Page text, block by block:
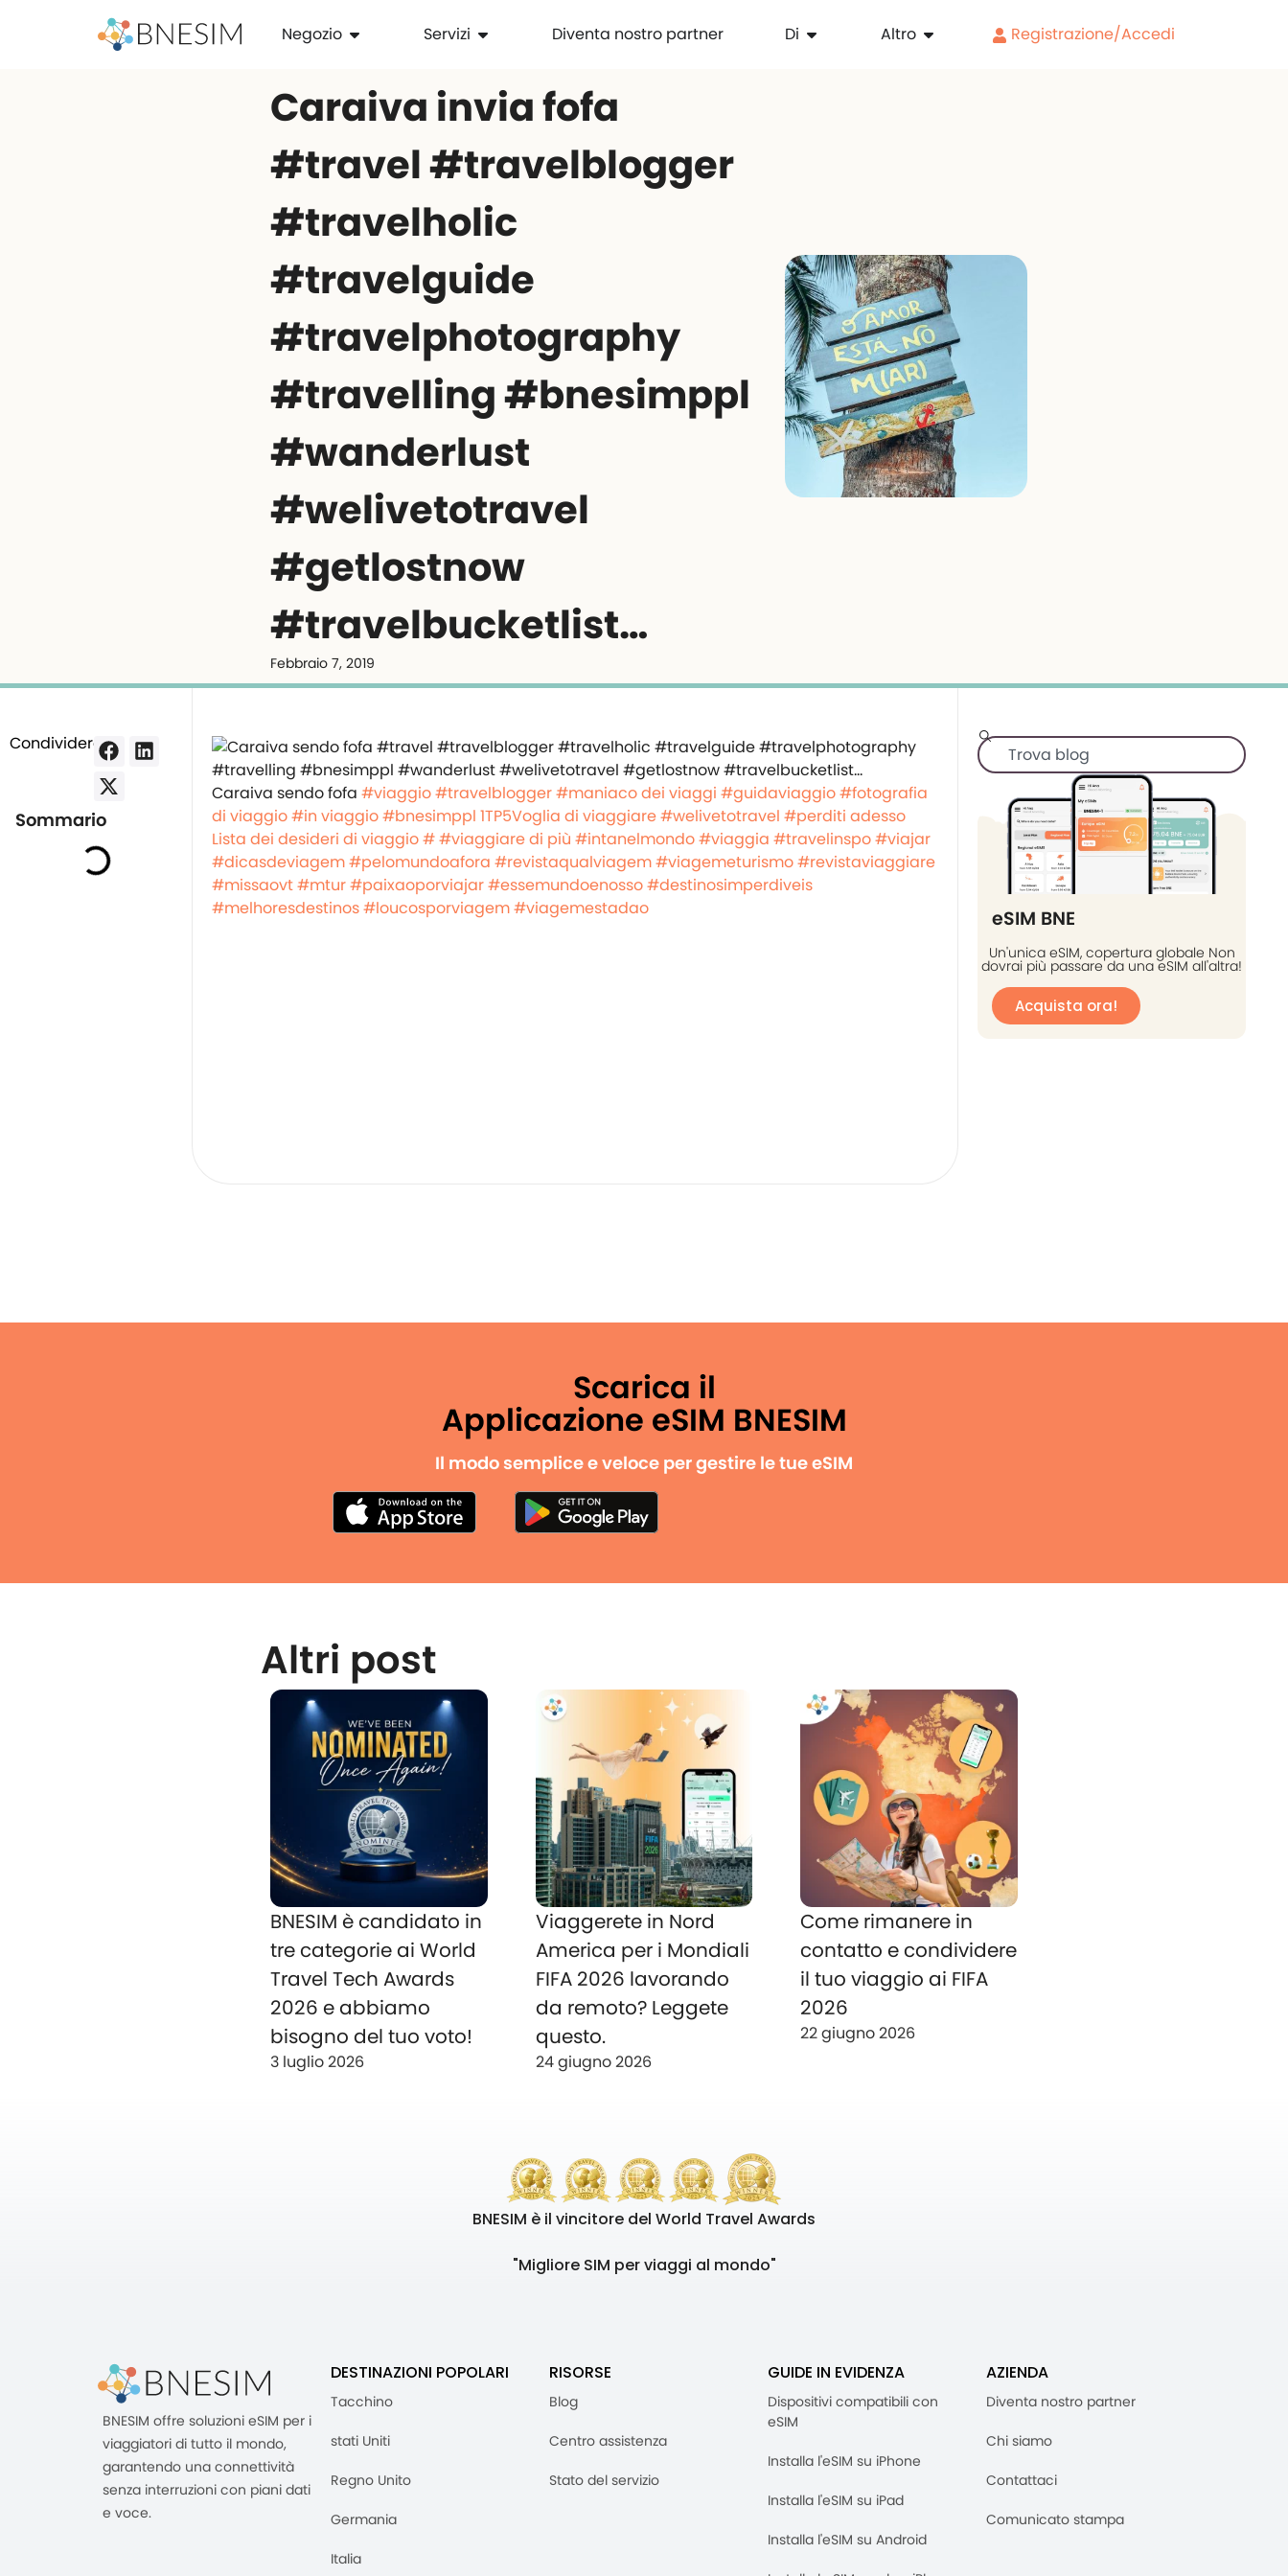
Negozio Servizi Diventa nostro partner Di Altro Registrazione/Accedi
Caraiva invia fofa
#travel #travelblogger
#travelholic
#travelguide
#travelphotography
#travelling #bnesimppl
#wanderlust
#welivetotravel
#getlostnow
#travelbucketlist…
Febbraio 7, 2019
Condividere:
Sommario
Caraiva sendo fofa #viaggio#travelblogger#maniaco dei viaggi #guidaviaggio#fotografia
di viaggio#in viaggio#bnesimppl 1TP5Voglia di viaggiare#welivetotravel #perditi adesso
Lista dei desideri di viaggio ##viaggiare di più #intanelmondo#viaggia #travelinspo#viajar
#dicasdeviagem#pelomundoafora #revistaqualviagem#viagemeturismo#revistaviaggiare
#missaovt#mtur#paixaoporviajar#essemundoenosso#destinosimperdiveis
#melhoresdestinos#loucosporviagem#viagemestadao eSIM BNE
Un'unica eSIM, copertura globale Non
dovrai più passare da una eSIM all'altra!
Acquista ora!
Scarica il
Applicazione eSIM BNESIM
Il modo semplice e veloce per gestire le tue eSIM
Altri post
BNESIM è candidato in
tre categorie ai World
Travel Tech Awards
2026 e abbiamo
bisogno del tuo voto!
3 luglio 2026
Viaggerete in Nord
America per i Mondiali
FIFA 2026 lavorando
da remoto? Leggete
questo.
24 giugno 2026
Come rimanere in
contatto e condividere
il tuo viaggio ai FIFA
2026
22 giugno 2026
BNESIM è il vincitore del World Travel Awards
"Migliore SIM per viaggi al mondo"
BNESIM offre soluzioni eSIM per i
viaggiatori di tutto il mondo,
garantendo una connettività
senza interruzioni con piani dati
e voce.
DESTINAZIONI POPOLARI
Tacchino
stati Uniti
Regno Unito
Germania
Italia
RISORSE
Blog
Centro assistenza
Stato del servizio
GUIDE IN EVIDENZA
Dispositivi compatibili con
eSIM
Installa l'eSIM su iPhone
Installa l'eSIM su iPad
Installa l'eSIM su Android
AZIENDA
Diventa nostro partner
Chi siamo
Contattaci
Comunicato stampa